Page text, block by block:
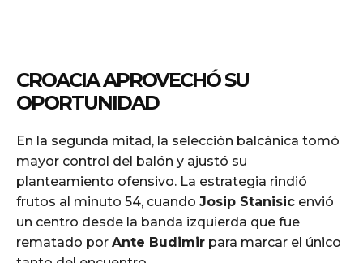
CROACIA APROVECHÓ SU
OPORTUNIDAD
En la segunda mitad, la selección balcánica tomó
mayor control del balón y ajustó su
planteamiento ofensivo. La estrategia rindió
frutos al minuto 54, cuando Josip Stanisic envió
un centro desde la banda izquierda que fue
rematado por Ante Budimir para marcar el único